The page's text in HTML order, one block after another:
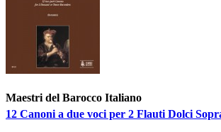
Maestri del Barocco Italiano
12 Canoni a due voci per 2 Flauti Dolci